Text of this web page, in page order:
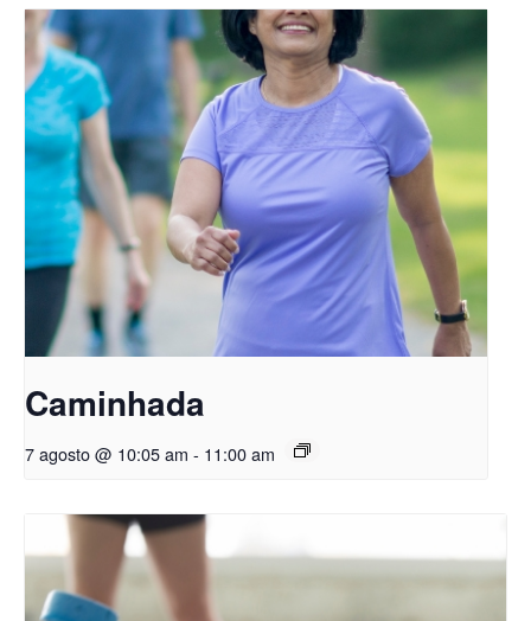
Caminhada
7 agosto @ 10:05 am - 11:00 am